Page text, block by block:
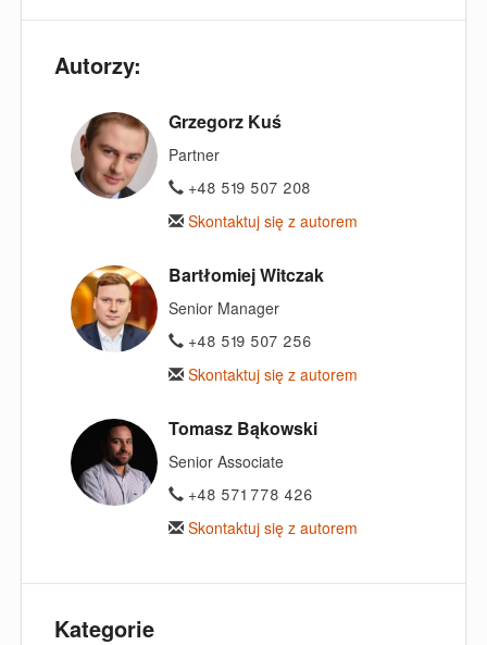
Autorzy:
Grzegorz Kuś
Partner
+48 519 507 208
Skontaktuj się z autorem
Bartłomiej Witczak
Senior Manager
+48 519 507 256
Skontaktuj się z autorem
Tomasz Bąkowski
Senior Associate
+48 571 778 426
Skontaktuj się z autorem
Kategorie